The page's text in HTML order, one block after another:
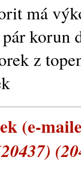
má
z
(e-